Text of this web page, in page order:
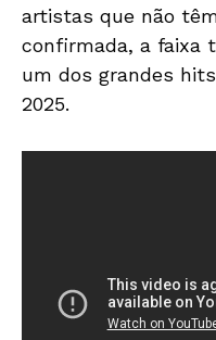
artistas que não
confirmada, a faixa
um dos grandes
2025.